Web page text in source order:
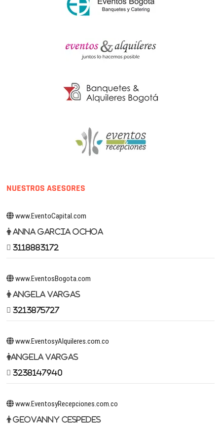
NUESTROS ASESORES
www.EventoCapital.com
Anna Garcia Ochoa
3118883172
www.EventosBogota.com
Angela Vargas
3213875727
www.EventosyAlquileres.com.co
Angela Vargas
3238147940
www.EventosyRecepciones.com.co
Geovanny Cespedes